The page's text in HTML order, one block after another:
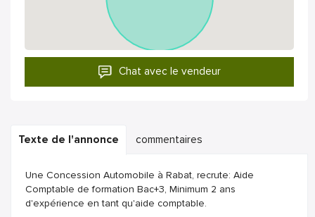
Chat avec le vendeur
Texte de l'annonce commentaires
Une Concession Automobile à Rabat, recrute: Aide
Comptable de formation Bac+3, Minimum 2 ans
d'expérience en tant qu'aide comptable.